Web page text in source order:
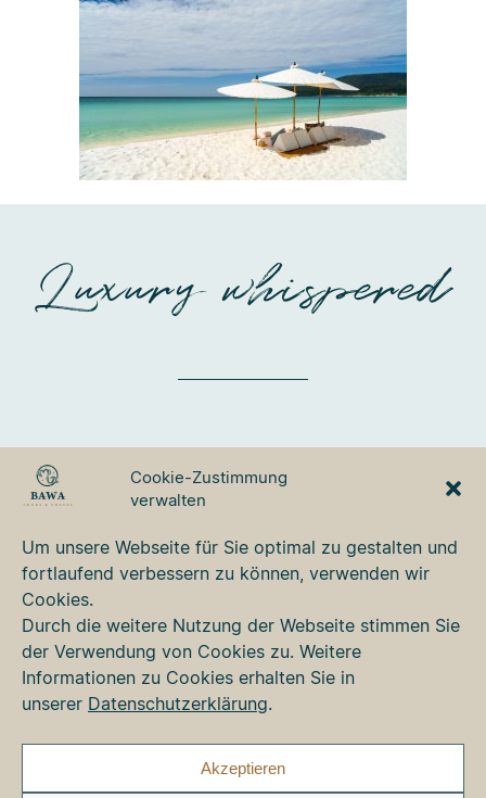
Cookie-Zustimmung
verwalten
Um unsere Webseite für Sie optimal zu gestalten und
fortlaufend verbessern zu können, verwenden wir
Cookies.
Durch die weitere Nutzung der Webseite stimmen Sie
der Verwendung von Cookies zu. Weitere
Informationen zu Cookies erhalten Sie in
unserer Datenschutzerklärung.
Akzeptieren
Luxury whispered
GmbH
Tel. +49 8331 76 42 49
bawa@bawa.de
www.bawa.de
Kontakt
Newsletter
Datenschutz